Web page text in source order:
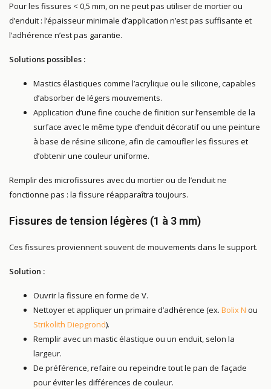
Pour les fissures < 0,5 mm, on ne peut pas utiliser de mortier ou
d’enduit : l’épaisseur minimale d’application n’est pas suffisante et
l’adhérence n’est pas garantie.
Solutions possibles :
Mastics élastiques comme l’acrylique ou le silicone, capables
d’absorber de légers mouvements.
Application d’une fine couche de finition sur l’ensemble de la
surface avec le même type d’enduit décoratif ou une peinture
à base de résine silicone, afin de camoufler les fissures et
d’obtenir une couleur uniforme.
Remplir des microfissures avec du mortier ou de l’enduit ne
fonctionne pas : la fissure réapparaîtra toujours.
Fissures de tension légères (1 à 3 mm)
Ces fissures proviennent souvent de mouvements dans le support.
Solution :
Ouvrir la fissure en forme de V.
Nettoyer et appliquer un primaire d’adhérence (ex. Bolix N ou
Strikolith Diepgrond).
Remplir avec un mastic élastique ou un enduit, selon la
largeur.
De préférence, refaire ou repeindre tout le pan de façade
pour éviter les différences de couleur.